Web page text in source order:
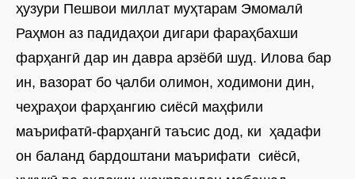
ҳузури Пешвои миллат муҳтарам Эмомалӣ
Раҳмон аз падидаҳои дигари фараҳбахши
фарҳангӣ дар ин давра арзёбӣ шуд. Илова бар
ин, вазорат бо ҷалби олимон, ходимони дин,
чеҳраҳои фарҳангию сиёсӣ маҳфили
маърифатӣ-фарҳангӣ таъсис дод, ки ҳадафи
он баланд бардоштани маърифати сиёсӣ,